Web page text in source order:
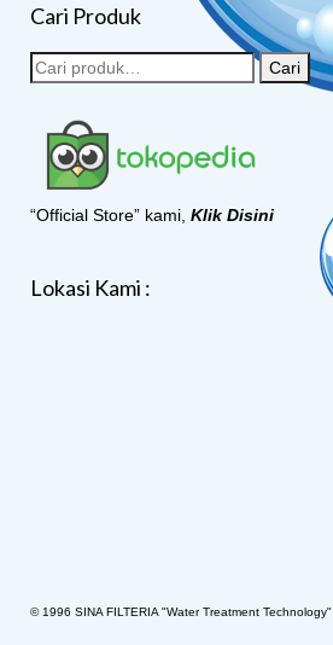
Cari Produk
Cari
“Official Store” kami, Klik Disini
Lokasi Kami :
© 1996 SINA FILTERIA "Water Treatment Technology"